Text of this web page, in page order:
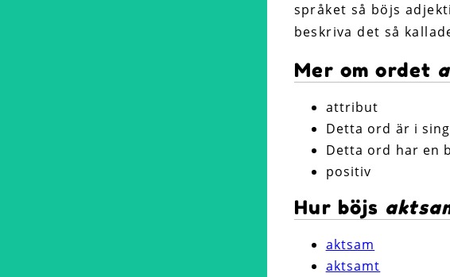
språket så böjs
beskriva det så
Mer om ordet
attribut
Detta ord är i
Detta ord har en
positiv
Hur böjs
aktsam
aktsamt